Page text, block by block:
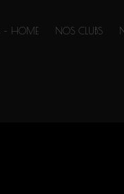
– HOME NOS CLUBS